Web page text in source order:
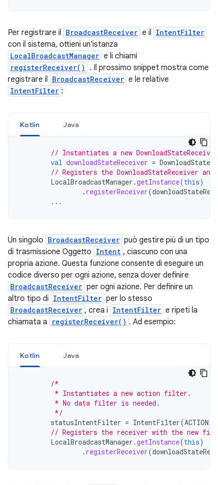
Per registrare il BroadcastReceiver e il IntentFilter
con il sistema, ottieni un'istanza
LocalBroadcastManager e li chiami
registerReceiver()
. Il prossimo snippet mostra come
registrare il BroadcastReceiver e le relative
IntentFilter :
Kotlin Java
// Instantiates a new DownloadStateReceiver
val downloadStateReceiver =
// Registers the DownloadStateReceiver
LocalBroadcastManager .getInstance(this)
. registerReceiver(
...
Un singolo BroadcastReceiver può gestire più di un tipo
di trasmissione Oggetto Intent , ciascuno con una
propria azione. Questa funzione consente di eseguire un
codice diverso per ogni azione, senza dover definire
BroadcastReceiver per ogni azione. Per definire un
altro tipo di IntentFilter per lo stesso
BroadcastReceiver , crea i IntentFilter e ripeti la
chiamata a
registerReceiver() . Ad esempio:
Kotlin Java
/*
         * Instantiates a new action filter.
         * No data filter is needed.
         */
statusIntentFilter = IntentFilter(
// Registers the receiver with the new
LocalBroadcastManager .getInstance(this)
. registerReceiver(